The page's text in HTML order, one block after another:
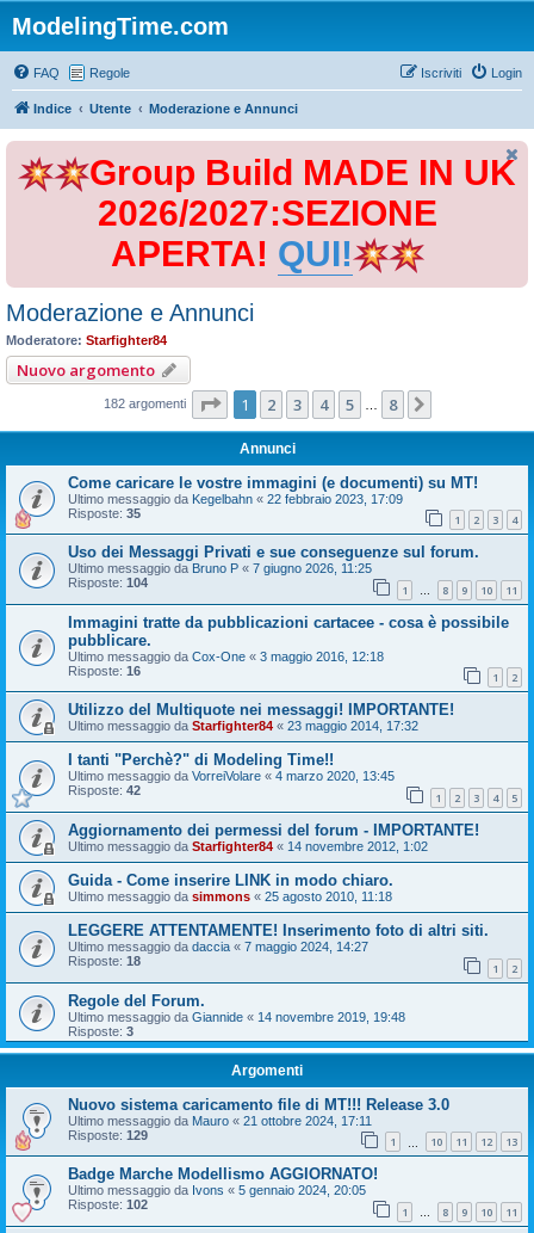
ModelingTime.com
FAQ Regole Login
Iscriviti
Indice Utente Moderazione e Annunci
Group Build MADE IN UK
2026/2027:SEZIONE
APERTA! QUI!
Moderazione e Annunci
Moderatore: Starfighter84
Nuovo argomento
182 argomenti Pagina di
1 2 3 4 5 8
Annunci
Come caricare le vostre immagini (e documenti) su MT!
Ultimo messaggio da Kegelbahn « 22 febbraio 2023, 17:09
Risposte: 35 1 2 3 4
Uso dei Messaggi Privati e sue conseguenze sul forum.
Ultimo messaggio da Bruno P « 7 giugno 2026, 11:25
Risposte: 104 1 … 8 9 10 11
Immagini tratte da pubblicazioni cartacee - cosa è possibile
pubblicare.
Ultimo messaggio da Cox-One « 3 maggio 2016, 12:18
Risposte: 16 1 2
Utilizzo del Multiquote nei messaggi! IMPORTANTE!
Ultimo messaggio da Starfighter84 « 23 maggio 2014, 17:32
I tanti "Perchè?" di Modeling Time!!
Ultimo messaggio da VorreiVolare « 4 marzo 2020, 13:45
Risposte: 42 1 2 3 4 5
Aggiornamento dei permessi del forum - IMPORTANTE!
Ultimo messaggio da Starfighter84 « 14 novembre 2012, 1:02
Guida - Come inserire LINK in modo chiaro.
Ultimo messaggio da simmons « 25 agosto 2010, 11:18
LEGGERE ATTENTAMENTE! Inserimento foto di altri siti.
Ultimo messaggio da daccia « 7 maggio 2024, 14:27
Risposte: 18 1 2
Regole del Forum.
Ultimo messaggio da Giannide « 14 novembre 2019, 19:48
Risposte: 3
Argomenti
Nuovo sistema caricamento file di MT!!! Release 3.0
Ultimo messaggio da Mauro « 21 ottobre 2024, 17:11
Risposte: 129 1 10 11 12 13
Badge Marche Modellismo AGGIORNATO!
Ultimo messaggio da Ivons « 5 gennaio 2024, 20:05
Risposte: 102 1 … 8 9 10 11